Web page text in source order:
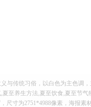
与传统习俗，以白色为主色调
至养生方法,夏至饮食,夏至节
尺寸为2751*4988像素，海报素